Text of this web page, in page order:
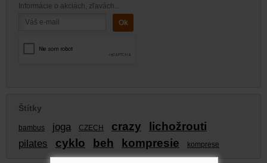
Informácie o akciách, zľavách...
Štítky
bambus joga CZECH crazy lichožrouti
pilates cyklo beh kompresie komprese